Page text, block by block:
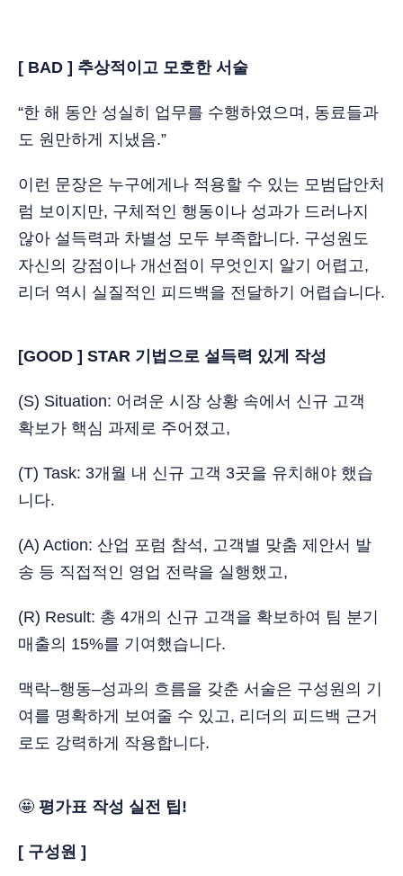
[ BAD ] 추상적이고 모호한 서술
“한 해 동안 성실히 업무를 수행하였으며, 동료들과
도 원만하게 지냈음.”
이런 문장은 누구에게나 적용할 수 있는 모범답안처
럼 보이지만, 구체적인 행동이나 성과가 드러나지
않아 설득력과 차별성 모두 부족합니다. 구성원도
자신의 강점이나 개선점이 무엇인지 알기 어렵고,
리더 역시 실질적인 피드백을 전달하기 어렵습니다.
[GOOD ] STAR 기법으로 설득력 있게 작성
(S) Situation: 어려운 시장 상황 속에서 신규 고객
확보가 핵심 과제로 주어졌고,
(T) Task: 3개월 내 신규 고객 3곳을 유치해야 했습
니다.
(A) Action: 산업 포럼 참석, 고객별 맞춤 제안서 발
송 등 직접적인 영업 전략을 실행했고,
(R) Result: 총 4개의 신규 고객을 확보하여 팀 분기
매출의 15%를 기여했습니다.
맥락–행동–성과의 흐름을 갖춘 서술은 구성원의 기
여를 명확하게 보여줄 수 있고, 리더의 피드백 근거
로도 강력하게 작용합니다.
🤩 평가표 작성 실전 팁!
[ 구성원 ]